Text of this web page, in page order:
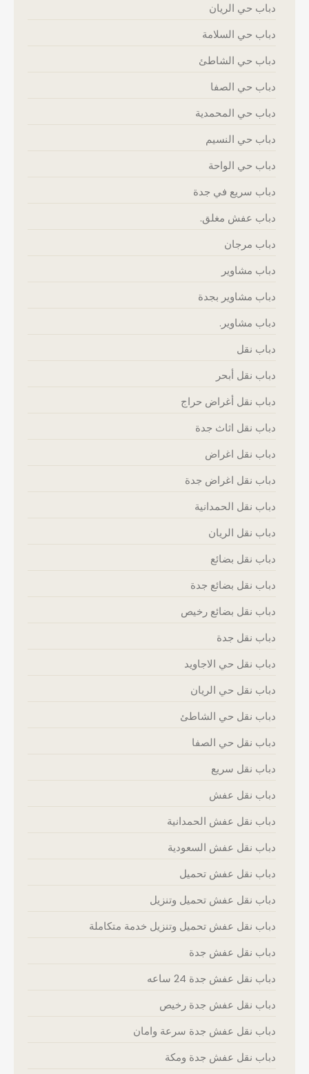
دباب حي الريان
دباب حي السلامة
دباب حي الشاطئ
دباب حي الصفا
دباب حي المحمدية
دباب حي النسيم
دباب حي الواحة
دباب سريع في جدة
دباب عفش مغلق.
دباب مرجان
دباب مشاوير
دباب مشاوير بجدة
دباب مشاوير.
دباب نقل
دباب نقل أبحر
دباب نقل أغراض حراج
دباب نقل اثاث جدة
دباب نقل اغراض
دباب نقل اغراض جدة
دباب نقل الحمدانية
دباب نقل الريان
دباب نقل بضائع
دباب نقل بضائع جدة
دباب نقل بضائع رخيص
دباب نقل جدة
دباب نقل حي الاجاويد
دباب نقل حي الريان
دباب نقل حي الشاطئ
دباب نقل حي الصفا
دباب نقل سريع
دباب نقل عفش
دباب نقل عفش الحمدانية
دباب نقل عفش السعودية
دباب نقل عفش تحميل
دباب نقل عفش تحميل وتنزيل
دباب نقل عفش تحميل وتنزيل خدمة متكاملة
دباب نقل عفش جدة
دباب نقل عفش جدة 24 ساعه
دباب نقل عفش جدة رخيص
دباب نقل عفش جدة سرعة وامان
دباب نقل عفش جدة ومكة